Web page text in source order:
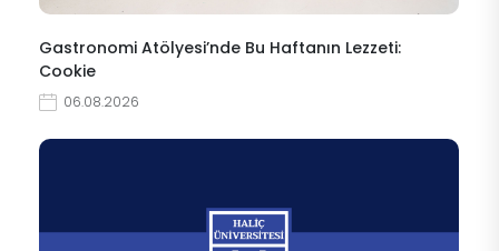
Gastronomi Atölyesi’nde Bu Haftanın Lezzeti:
Cookie
06.08.2026